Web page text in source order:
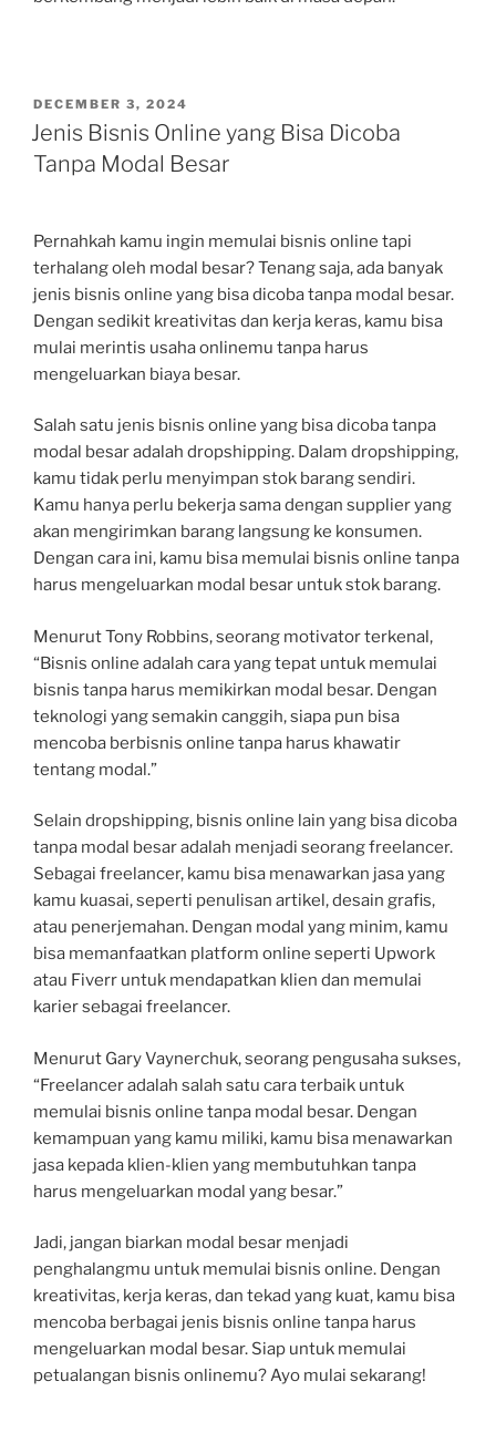
POSTED
ON
DECEMBER 3, 2024
Jenis Bisnis Online yang Bisa Dicoba
Tanpa Modal Besar
Pernahkah kamu ingin memulai bisnis online tapi
terhalang oleh modal besar? Tenang saja, ada banyak
jenis bisnis online yang bisa dicoba tanpa modal besar.
Dengan sedikit kreativitas dan kerja keras, kamu bisa
mulai merintis usaha onlinemu tanpa harus
mengeluarkan biaya besar.
Salah satu jenis bisnis online yang bisa dicoba tanpa
modal besar adalah dropshipping. Dalam dropshipping,
kamu tidak perlu menyimpan stok barang sendiri.
Kamu hanya perlu bekerja sama dengan supplier yang
akan mengirimkan barang langsung ke konsumen.
Dengan cara ini, kamu bisa memulai bisnis online tanpa
harus mengeluarkan modal besar untuk stok barang.
Menurut Tony Robbins, seorang motivator terkenal,
“Bisnis online adalah cara yang tepat untuk memulai
bisnis tanpa harus memikirkan modal besar. Dengan
teknologi yang semakin canggih, siapa pun bisa
mencoba berbisnis online tanpa harus khawatir
tentang modal.”
Selain dropshipping, bisnis online lain yang bisa dicoba
tanpa modal besar adalah menjadi seorang freelancer.
Sebagai freelancer, kamu bisa menawarkan jasa yang
kamu kuasai, seperti penulisan artikel, desain grafis,
atau penerjemahan. Dengan modal yang minim, kamu
bisa memanfaatkan platform online seperti Upwork
atau Fiverr untuk mendapatkan klien dan memulai
karier sebagai freelancer.
Menurut Gary Vaynerchuk, seorang pengusaha sukses,
“Freelancer adalah salah satu cara terbaik untuk
memulai bisnis online tanpa modal besar. Dengan
kemampuan yang kamu miliki, kamu bisa menawarkan
jasa kepada klien-klien yang membutuhkan tanpa
harus mengeluarkan modal yang besar.”
Jadi, jangan biarkan modal besar menjadi
penghalangmu untuk memulai bisnis online. Dengan
kreativitas, kerja keras, dan tekad yang kuat, kamu bisa
mencoba berbagai jenis bisnis online tanpa harus
mengeluarkan modal besar. Siap untuk memulai
petualangan bisnis onlinemu? Ayo mulai sekarang!